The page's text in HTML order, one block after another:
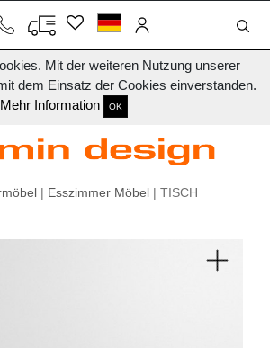
Mit der weiteren Nutzung unserer
dem Einsatz der Cookies einverstanden.
Mehr Information
OK
| Esszimmer Möbel | TISCH